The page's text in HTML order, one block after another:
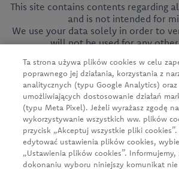
This site contains contents regarding
and is not intended for
We use your data solely in order to
will not be used for any
CEDC International Sp. z o.o.
ul. Kowanowska 48
64-600 Oborniki
e-mail:firma@cedc.com
KRS: 0000051098
NIP: 526-020-93-95
News
About us
Ta strona używa plików cookies w celu
poprawnego jej działania, korzystania z
analitycznych (typu Google Analytics) oraz
umożliwiających dostosowanie działań
(typu Meta Pixel). Jeżeli wyrażasz zgodę na
wykorzystywanie wszystkich ww. plików
przycisk „Akceptuj wszystkie pliki cookies”.
edytować ustawienia plików cookies,
„Ustawienia plików cookies”. Informujemy,
dokonaniu wyboru niniejszy komunikat nie